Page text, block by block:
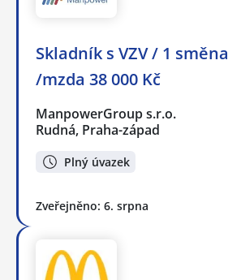
Skladník s VZV / 1 směna
/mzda 38 000 Kč
ManpowerGroup s.r.o.
Rudná, Praha-západ
Plný úvazek
Zveřejněno: 6. srpna